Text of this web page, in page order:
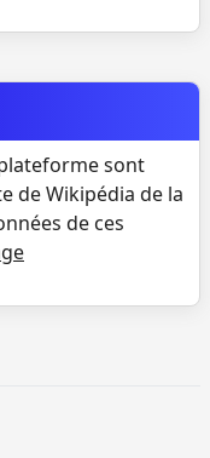
sont
de Wikipédia de la
de ces